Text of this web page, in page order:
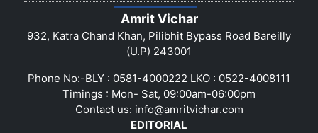
Amrit Vichar
932, Katra Chand Khan, Pilibhit Bypass Road Bareilly
(U.P) 243001
Phone No:-BLY : 0581-4000222 LKO : 0522-4008111
Timings : Mon- Sat, 09:00am-06:00pm
Contact us: info@amritvichar.com
EDITORIAL